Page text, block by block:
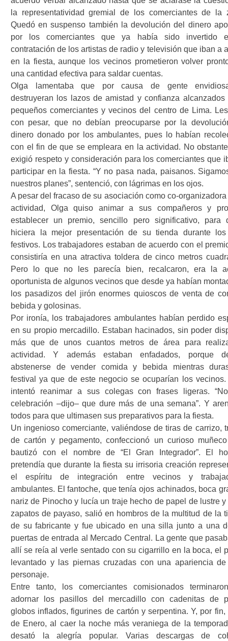
la representatividad gremial de los comerciantes de la
Quedó en suspenso también la devolución del dinero
por los comerciantes que ya había sido invertido
contratación de los artistas de radio y televisión que iban a
en la fiesta, aunque los vecinos prometieron volver
una cantidad efectiva para saldar cuentas.
Olga lamentaba que por causa de gente
destruyeran los lazos de amistad y confianza alcanzados
pequeños comerciantes y vecinos del centro de Lima.
con pesar, que no debían preocuparse por la
dinero donado por los ambulantes, pues lo habían
con el fin de que se empleara en la actividad. No
exigió respeto y consideración para los comerciantes que
participar en la fiesta. “Y no pasa nada, paisanos.
nuestros planes”, sentenció, con lágrimas en los ojos.
A pesar del fracaso de su asociación como co-
actividad, Olga quiso animar a sus compañeros y
establecer un premio, sencillo pero significativo, para
hiciera la mejor presentación de su tienda durante
festivos. Los trabajadores estaban de acuerdo con el
consistiría en una atractiva toldera de cinco metros
Pero lo que no les parecía bien, recalcaron, era la
oportunista de algunos vecinos que desde ya habían
los pasadizos del jirón enormes quioscos de venta de
bebida y golosinas.
Por ironía, los trabajadores ambulantes habían perdido
en su propio mercadillo. Estaban hacinados, sin poder
más que de unos cuantos metros de área para
actividad. Y además estaban enfadados, porque
abstenerse de vender comida y bebida mientras
festival ya que de este negocio se ocuparían los vecinos.
intentó reanimar a sus colegas con frases ligeras.
celebración –dijo– que dure más de una semana”. Y
todos para que ultimasen sus preparativos para la fiesta.
Un ingenioso comerciante, valiéndose de tiras de carrizo,
de cartón y pegamento, confeccionó un curioso
bautizó con el nombre de “El Gran Integrador”. El
pretendía que durante la fiesta su irrisoria creación
el espíritu de integración entre vecinos y
ambulantes. El fantoche, que tenía ojos achinados, boca
nariz de Pinocho y lucía un traje hecho de papel de lustre y
zapatos de payaso, salió en hombros de la multitud de la
de su fabricante y fue ubicado en una silla junto a una
puertas de entrada al Mercado Central. La gente que
allí se reía al verle sentado con su cigarrillo en la boca, el
levantado y las piernas cruzadas con una apariencia
personaje.
Entre tanto, los comerciantes comisionados
adornar los pasillos del mercadillo con cadenitas de
globos inflados, figurines de cartón y serpentina. Y, por fin,
de Enero, al caer la noche más veraniega de la
desató la alegría popular. Varias descargas de